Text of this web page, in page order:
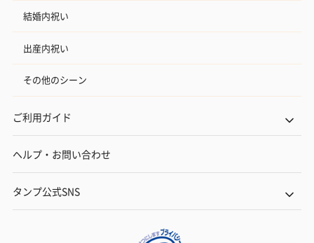
結婚内祝い
出産内祝い
その他のシーン
ご利用ガイド
ヘルプ・お問い合わせ
タンプ公式SNS